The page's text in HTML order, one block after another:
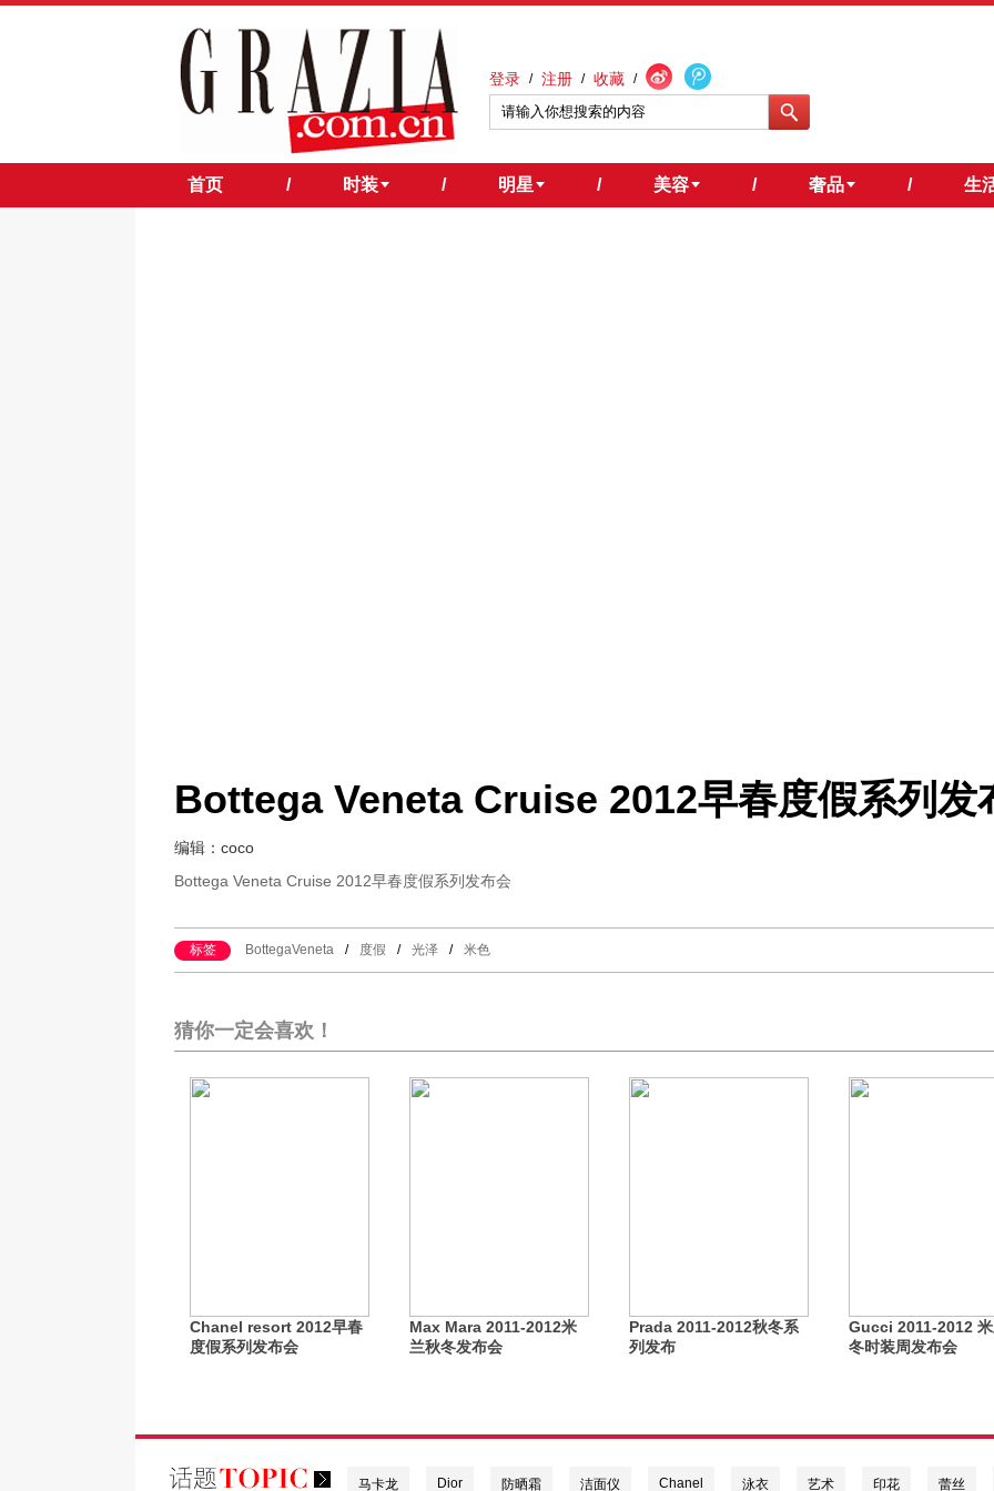
登录 / 注册 / 收藏 /
首页 / 时装 / 明星 / 美容 / 奢品 / 生
Bottega Veneta Cruise 2012早春度假系列发
编辑：coco
Bottega Veneta Cruise 2012早春度假系列发布会
标签 BottegaVeneta / 度假 / 光泽 / 米色
猜你一定会喜欢！
Chanel resort 2012早春
度假系列发布会
Max Mara 2011-2012米
兰秋冬发布会
Prada 2011-2012秋冬系
列发布
Gucci 2011-2012
冬时装周发布会
马卡龙 Dior 防晒霜 洁面仪 Chanel 泳衣 艺术 印花 蕾丝